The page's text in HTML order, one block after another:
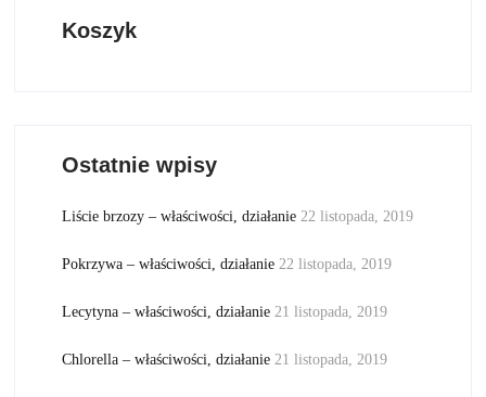
Koszyk
Ostatnie wpisy
Liście brzozy – właściwości, działanie 22 listopada, 2019
Pokrzywa – właściwości, działanie 22 listopada, 2019
Lecytyna – właściwości, działanie 21 listopada, 2019
Chlorella – właściwości, działanie 21 listopada, 2019